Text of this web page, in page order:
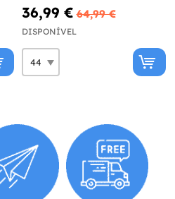
36,99 € 64,99 €
DISPONÍVEL